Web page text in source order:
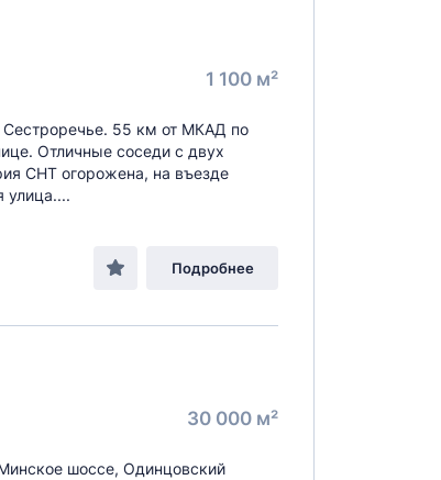
1 100 м²
Сестроречье. 55 км от МКАД по
Отличные соседи с двух
СНТ огорожена, на въезде
улица....
Подробнее
30 000 м²
шоссе, Одинцовский